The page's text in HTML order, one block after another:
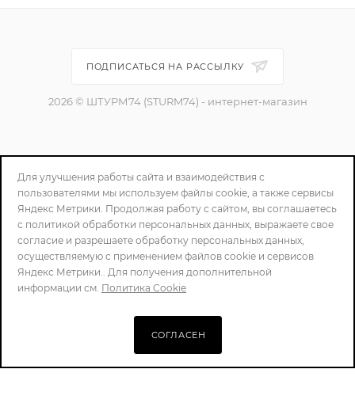
ПОДПИСАТЬСЯ НА РАССЫЛКУ
2026 © ШТУРМ74 (STURM74) - интернет-магазин
zakaz@sturm74.ru
г. Челябинск, ул. Стартовая 34/1
Для улучшения работы сайта и взаимодействия с
пользователями мы используем файлы cookie, а также сервисы
Яндекс Метрики. Продолжая работу с сайтом, вы соглашаетесь
с политикой обработки персональных данных, выражаете свое
согласие и разрешаете обработку персональных данных,
осуществляемую с применением файлов cookie и сервисов
Яндекс Метрики.. Для получения дополнительной
информации см. Политика Cookie
СОГЛАСЕН